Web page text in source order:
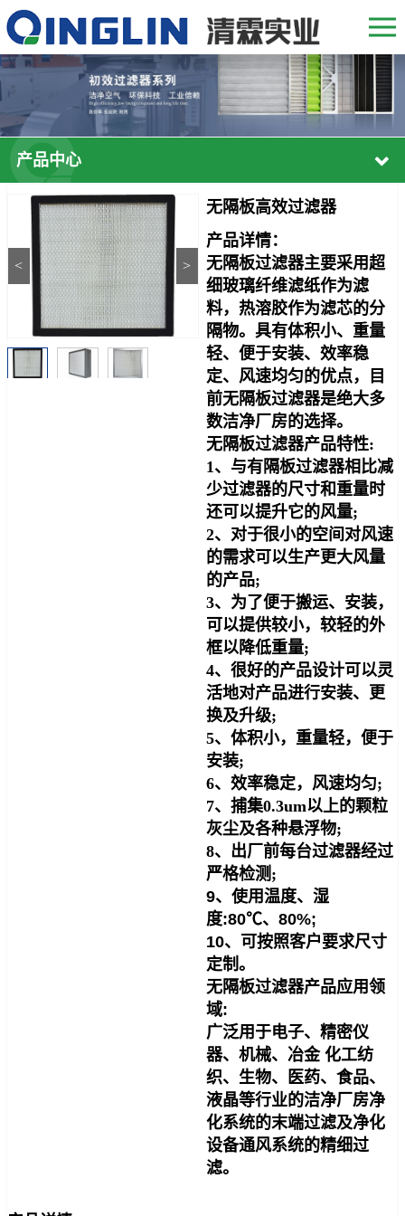
产品中心
>
<
无隔板高效过滤器
产品详情：
无隔板过滤器主要采用超
细玻璃纤维滤纸作为滤
料，热溶胶作为滤芯的分
隔物。具有体积小、重量
轻、便于安装、效率稳
定、风速均匀的优点，
目
前无隔板过滤器是绝大多
数洁净厂房的选择。
无隔板过滤器产品特性:
1、与有隔板过滤器相比减
少过滤器的尺寸和重量时
还可以提升它的风量;
2、对于很小的空间对风速
的需求可以生产更大风量
的产品;
3、为了便于搬运、安装，
可以提供较小，较轻的外
框以降低重量;
4、很好的产品设计可以灵
活地对产品进行安装、更
换及升级;
5、体积小，重量轻，便于
安装;
6、效率稳定，风速均匀;
7、捕集0.3um以上的颗粒
灰尘及各种悬浮物;
8、出厂前每台过滤器经过
严格检测;
9、使用温度、湿
度:80℃、80%;
10、可按照客户要求尺寸
定制。
无隔板过滤器产品应用领
域:
广泛用于电子、精密仪
器、机械、冶金 化工纺
织、生物、医药、食品、
液晶等行业的洁净厂房净
化系统的末端过滤及净化
设备通风系统的精细过
滤。